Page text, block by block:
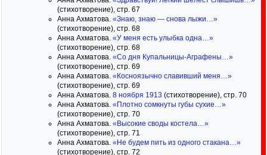
(стихотворение), стр. 67
Анна Ахматова. «Знаю, знаю — снова лыжи…»
(стихотворение), стр. 68
Анна Ахматова. «У меня есть улыбка одна…»
(стихотворение), стр. 68
Анна Ахматова. «Со дня Купальницы-Аграфены…»
(стихотворение), стр. 69
Анна Ахматова. «Косноязычно славивший меня…»
(стихотворение), стр. 69
Анна Ахматова. 8 ноября 1913 (стихотворение), стр. 70
Анна Ахматова. «Плотно сомкнуты губы сухие…»
(стихотворение), стр. 70
Анна Ахматова. «Высокие своды костела…»
(стихотворение), стр. 71
Анна Ахматова. «Не будем пить из одного стакана…»
(стихотворение), стр. 72